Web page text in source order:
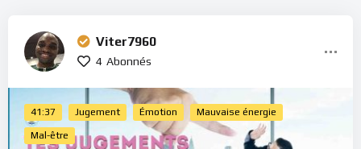
Viter7960
4 Abonnés
41:37 Jugement Émotion Mauvaise énergie
Mal-être